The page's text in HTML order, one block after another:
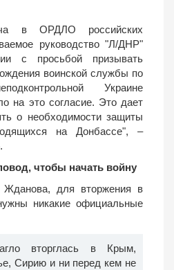
в ОРДЛО российских
руководство "Л/ДНР"
с просьбой призывать
воинской службы по
Украине
на это согласие. Это дает
о необходимости защиты
на Донбассе", –
чтобы начать войну
для вторжения в
никакие официальные
вторглась в Крым,
Сирию и ни перед кем не